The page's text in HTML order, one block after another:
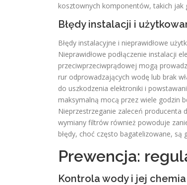
kosztownych komponentów, takich jak
Błędy instalacji i
Błędy instalacyjne i nieprawidłowe
Nieprawidłowe podłączenie instalacji
przeciwprzeciwprądowej mogą
rur odprowadzających wodę lub brak
do uszkodzenia elektroniki i
maksymalną mocą przez wiele godzin
Nieprzestrzeganie zaleceń producenta
wymiany filtrów również powoduje
błędy, choć często bagatelizowane, są
Prewencja:
Kontrola wody i jej chemia